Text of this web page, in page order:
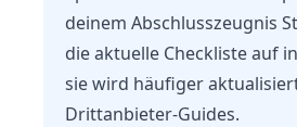
deinem Abschlusszeugnis
die aktuelle Checkliste auf
sie wird häufiger
Drittanbieter-Guides.